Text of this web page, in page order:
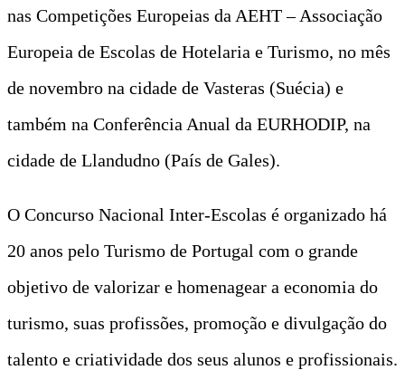
nas Competições Europeias da AEHT – Associação
Europeia de Escolas de Hotelaria e Turismo, no mês
de novembro na cidade de Vasteras (Suécia) e
também na Conferência Anual da EURHODIP, na
cidade de Llandudno (País de Gales).
O Concurso Nacional Inter-Escolas é organizado há
20 anos pelo Turismo de Portugal com o grande
objetivo de valorizar e homenagear a economia do
turismo, suas profissões, promoção e divulgação do
talento e criatividade dos seus alunos e profissionais.